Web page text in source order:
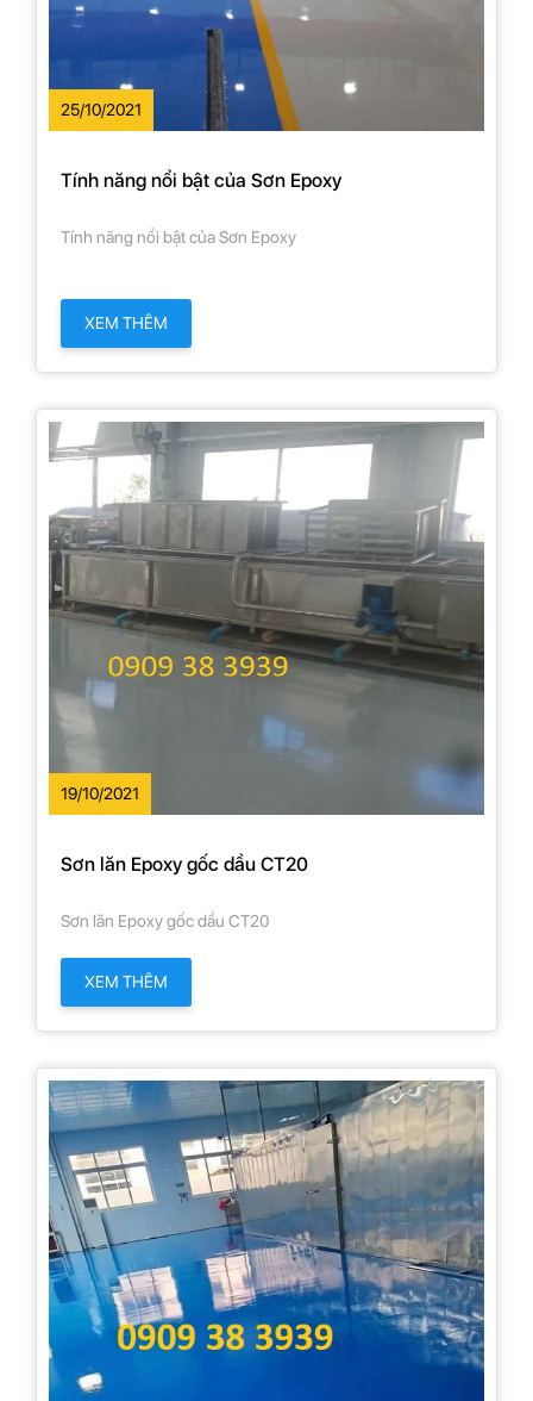
25/10/2021
Tính năng nổi bật của Sơn Epoxy
Tính năng nổi bật của Sơn Epoxy
XEM THÊM
19/10/2021
Sơn lăn Epoxy gốc dầu CT20
Sơn lăn Epoxy gốc dầu CT20
XEM THÊM